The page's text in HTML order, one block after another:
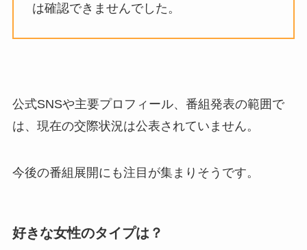
は確認できませんでした。
公式SNSや主要プロフィール、番組発表の範囲で
は、現在の交際状況は公表されていません。
今後の番組展開にも注目が集まりそうです。
好きな女性のタイプは？